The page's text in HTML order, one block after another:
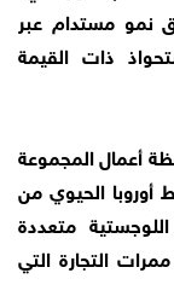
نمو مستدام عبر
ذات القيمة
أعمال المجموعة
أوروبا الحيوي من
متعددة
التجارة التي